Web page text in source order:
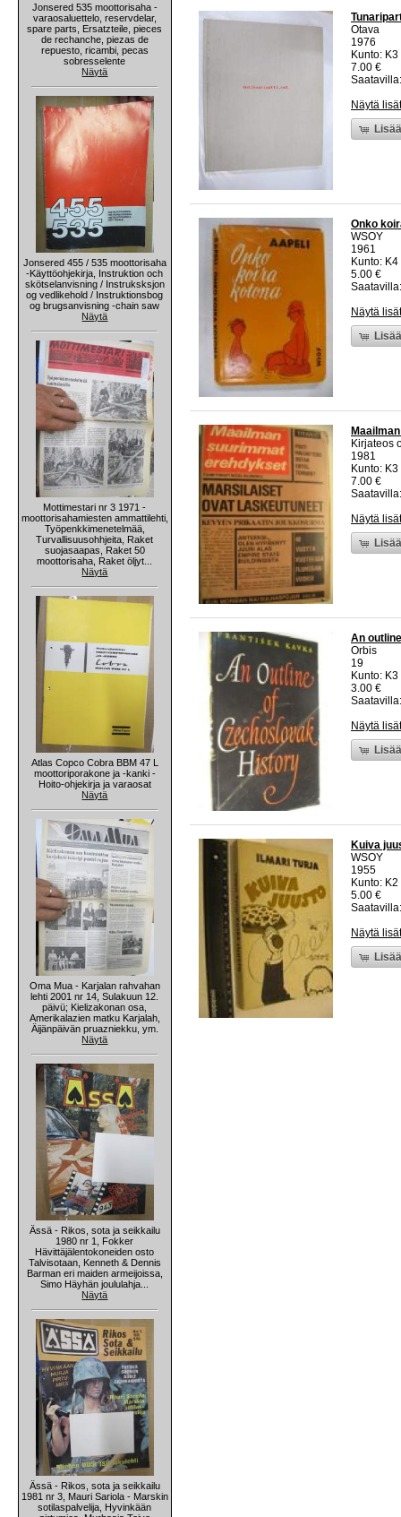
Jonsered 535 moottorisaha -
varaosaluettelo, reservdelar,
spare parts, Ersatzteile, pieces
de rechanche, piezas de
repuesto, ricambi, pecas
sobresselente
Näytä
Jonsered 455 / 535 moottorisaha
-Käyttöohjekirja, Instruktion och
skötselanvisning / Instruksksjon
og vedlikehold / Instruktionsbog
og brugsanvisning -chain saw
Näytä
Mottimestari nr 3 1971 -
moottorisahamiesten ammattilehti,
Työpenkkimenetelmää,
Turvallisuusohhjeita, Raket
suojasaapas, Raket 50
moottorisaha, Raket öljyt...
Näytä
Atlas Copco Cobra BBM 47 L
moottoriporakone ja -kanki -
Hoito-ohjekirja ja varaosat
Näytä
Oma Mua - Karjalan rahvahan
lehti 2001 nr 14, Sulakuun 12.
päivü; Kielizakonan osa,
Amerikalazien matku Karjalah,
Äijänpäivän pruazniekku, ym.
Näytä
Ässä - Rikos, sota ja seikkailu
1980 nr 1, Fokker
Hävittäjälentokoneiden osto
Talvisotaan, Kenneth & Dennis
Barman eri maiden armeijoissa,
Simo Häyhän joululahja...
Näytä
Ässä - Rikos, sota ja seikkailu
1981 nr 3, Mauri Sariola - Marskin
sotilaspalvelija, Hyvinkään
Otava
1976
Kunto:
7.00 €
Näytä
Onko
WSOY
1961
Kunto:
5.00 €
Näytä
Kirjateos
1981
Kunto:
7.00 €
Näytä
An
Orbis
19
Kunto:
3.00 €
Näytä
Kuiva
WSOY
1955
Kunto:
5.00 €
Näytä